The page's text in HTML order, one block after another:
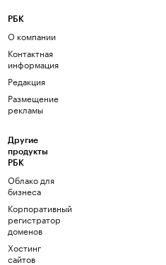
РБК
О компании
Контактная
информация
Редакция
Размещение
рекламы
Другие
продукты
РБК
Облако для
бизнеса
Корпоративный
регистратор
доменов
Хостинг
сайтов